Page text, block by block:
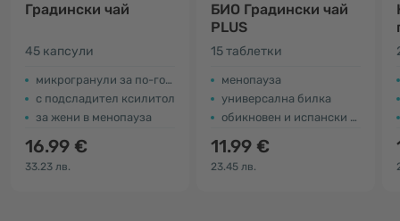
Градински чай
45 капсули
микрогранули за по-голяма ефективност
с подсладител ксилитол
за жени в менопауза
16.99 €
33.23 лв.
БИО Градински чай
PLUS
15 таблетки
менопауза
универсална билка
обикновен и испански градински чай
11.99 €
23.45 лв.